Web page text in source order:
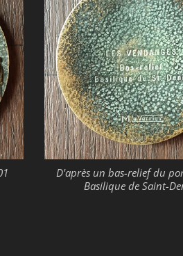
D'après un bas-relief du
Basilique de Saint-